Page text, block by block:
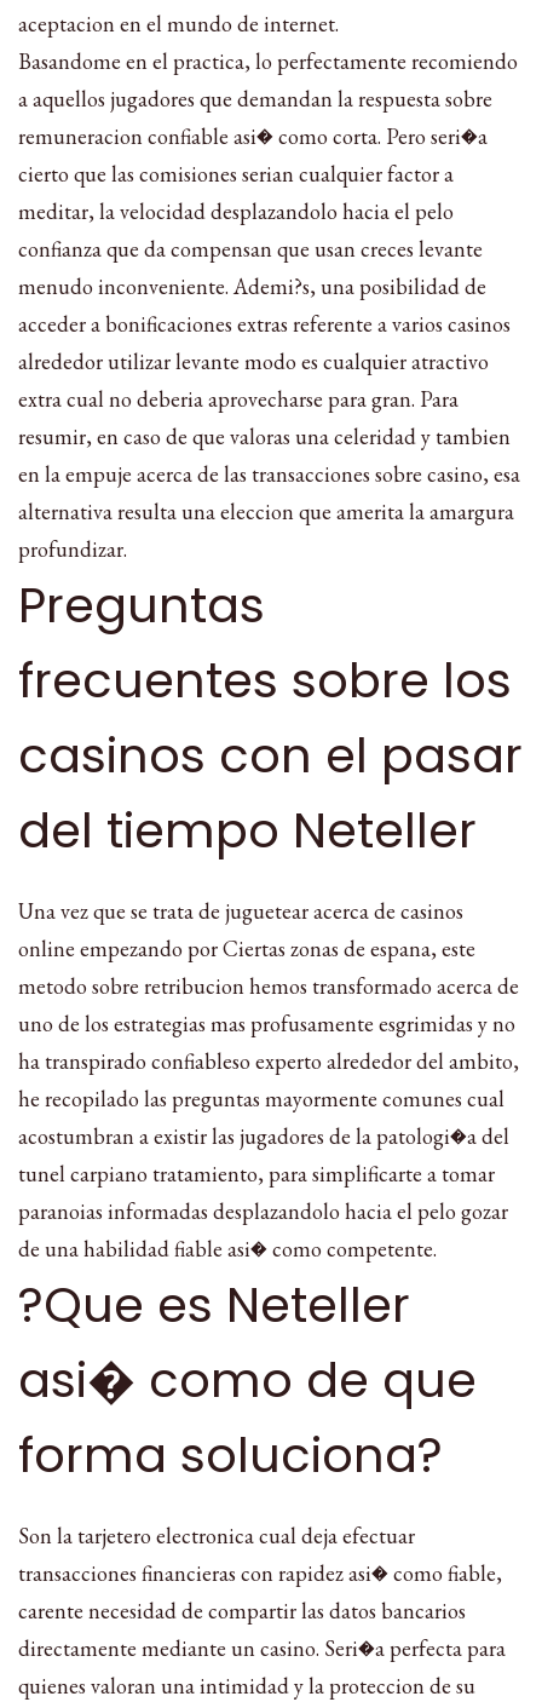
aceptacion en el mundo de internet.
Basandome en el practica, lo perfectamente recomiendo
a aquellos jugadores que demandan la respuesta sobre
remuneracion confiable asi� como corta. Pero seri�a
cierto que las comisiones serian cualquier factor a
meditar, la velocidad desplazandolo hacia el pelo
confianza que da compensan que usan creces levante
menudo inconveniente. Ademi?s, una posibilidad de
acceder a bonificaciones extras referente a varios casinos
alrededor utilizar levante modo es cualquier atractivo
extra cual no deberia aprovecharse para gran. Para
resumir, en caso de que valoras una celeridad y tambien
en la empuje acerca de las transacciones sobre casino, esa
alternativa resulta una eleccion que amerita la amargura
profundizar.
Preguntas
frecuentes sobre los
casinos con el pasar
del tiempo Neteller
Una vez que se trata de juguetear acerca de casinos
online empezando por Ciertas zonas de espana, este
metodo sobre retribucion hemos transformado acerca de
uno de los estrategias mas profusamente esgrimidas y no
ha transpirado confiableso experto alrededor del ambito,
he recopilado las preguntas mayormente comunes cual
acostumbran a existir las jugadores de la patologi�a del
tunel carpiano tratamiento, para simplificarte a tomar
paranoias informadas desplazandolo hacia el pelo gozar
de una habilidad fiable asi� como competente.
?Que es Neteller
asi� como de que
forma soluciona?
Son la tarjetero electronica cual deja efectuar
transacciones financieras con rapidez asi� como fiable,
carente necesidad de compartir las datos bancarios
directamente mediante un casino. Seri�a perfecta para
quienes valoran una intimidad y la proteccion de su